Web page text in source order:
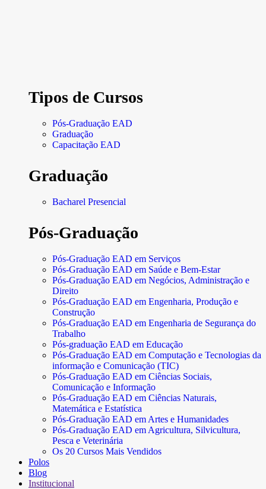
Tipos de Cursos
Pós-Graduação EAD
Graduação
Capacitação EAD
Graduação
Bacharel Presencial
Pós-Graduação
Pós-Graduação EAD em Serviços
Pós-Graduação EAD em Saúde e Bem-Estar
Pós-Graduação EAD em Negócios, Administração e
Direito
Pós-Graduação EAD em Engenharia, Produção e
Construção
Pós-Graduação EAD em Engenharia de Segurança do
Trabalho
Pós-graduação EAD em Educação
Pós-Graduação EAD em Computação e Tecnologias da
informação e Comunicação (TIC)
Pós-Graduação EAD em Ciências Sociais,
Comunicação e Informação
Pós-Graduação EAD em Ciências Naturais,
Matemática e Estatística
Pós-Graduação EAD em Artes e Humanidades
Pós-Graduação EAD em Agricultura, Silvicultura,
Pesca e Veterinária
Os 20 Cursos Mais Vendidos
Polos
Blog
Institucional